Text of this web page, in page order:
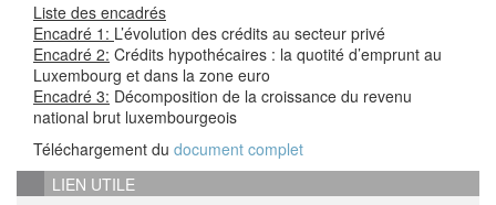
Liste des encadrés
Encadré 1: L’évolution des crédits au secteur privé
Encadré 2: Crédits hypothécaires : la quotité d’emprunt au
Luxembourg et dans la zone euro
Encadré 3: Décomposition de la croissance du revenu
national brut luxembourgeois
Téléchargement du document complet
LIEN UTILE